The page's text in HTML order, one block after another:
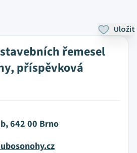
Uložit
řemesel
příspěvková
642 00 Brno